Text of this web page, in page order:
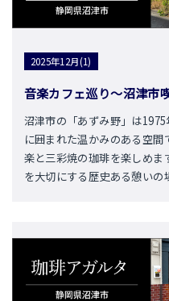
2025年12月(1)
音楽カフェ巡り～沼津市
沼津市の「あずみ野」は
に囲まれた温かみのある空
楽と三彩焼の珈琲を楽しめ
を大切にする歴史ある憩い